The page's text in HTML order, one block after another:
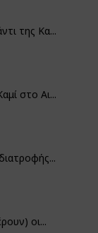
της Κα...
στο Αι...
οι...